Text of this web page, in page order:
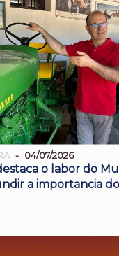
04/07/2026
o labor do
a importancia